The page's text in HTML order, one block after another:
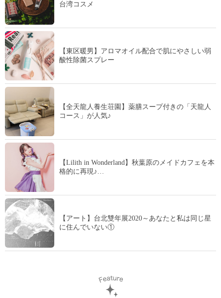
台湾コスメ
【東区暖男】アロマオイル配合で肌にやさしい弱
酸性除菌スプレー
【全天龍人養生荘園】薬膳スープ付きの「天龍人
コース」が人気♪
【Lilith in Wonderland】秋葉原のメイドカフェを本
格的に再現♪…
【アート】台北雙年展2020～あなたと私は同じ星
に住んでいない①